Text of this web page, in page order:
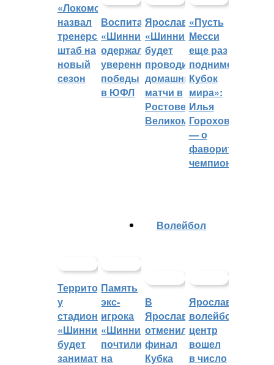
«Локомотив»
назвал
тренерский
штаб на
новый
сезон
Воспитанники
«Шинника»
одержали
уверенные
победы
в ЮФЛ
Ярославский
«Шинник»
будет
проводить
домашние
матчи в
Ростове
Великом
«Пусть
Месси
еще раз
поднимет
Кубок
мира»:
Илья
Горохов
— о
фаворитах
чемпионата
Территорией
у
стадиона
«Шинник»
будет
заниматься
Память
экс-
игрока
«Шинника»
почтили
на
Волейбол
В
Ярославле
отменили
финал
Кубка
Ярославский
волейбольный
центр
вошел
в число